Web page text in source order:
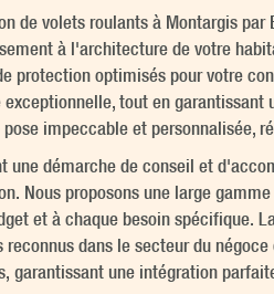
de volets roulants à Montargis par
à l'architecture de votre
protection optimisés pour votre
tout en garantissant
pose impeccable et personnalisée,
une démarche de conseil et
Nous proposons une large
et à chaque besoin spécifique.
reconnus dans le secteur du
garantissant une intégration